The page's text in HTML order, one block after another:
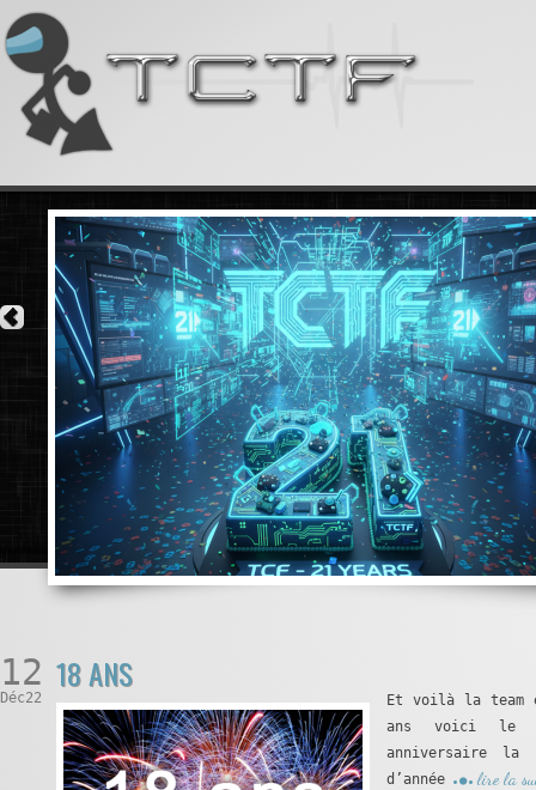
21 ANS
Une
la
axée
Delta
vous
une
12
Déc22
18 ANS
Et voilà la team
ans voici le
anniversaire la
d’année
lire la